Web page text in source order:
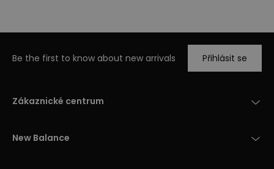
Be the first to know about new arrivals Přihlásit se
Zákaznické centrum
New Balance